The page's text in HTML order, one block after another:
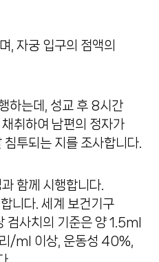
, 자궁 입구의 점액의
하는데, 성교 후 8시간
취하여 남편의 정자가
침투되는 지를 조사합니다.
함께 시행합니다.
니다. 세계 보건기구
사치의 기준은 양 1.5ml
/ml 이상, 운동성 40%,